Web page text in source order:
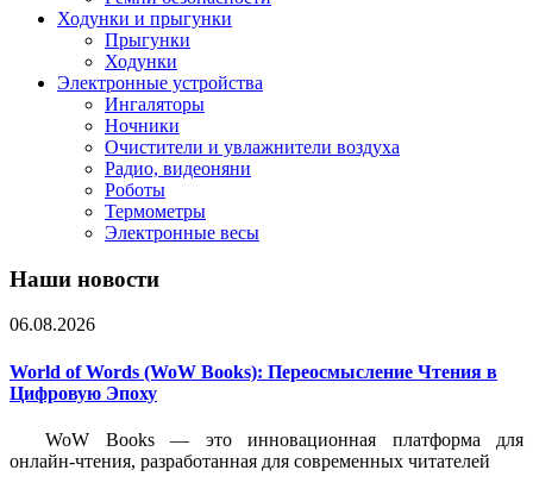
Ходунки и прыгунки
Прыгунки
Ходунки
Электронные устройства
Ингаляторы
Ночники
Очистители и увлажнители воздуха
Радио, видеоняни
Роботы
Термометры
Электронные весы
Наши новости
06.08.2026
World of Words (WoW Books): Переосмысление Чтения в
Цифровую Эпоху
WoW Books — это инновационная платформа для
онлайн-чтения, разработанная для современных читателей